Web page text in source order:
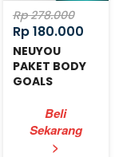
Rp 278.000
Rp 180.000
NEUYOU
PAKET BODY
GOALS
`
Beli
Sekarang
>